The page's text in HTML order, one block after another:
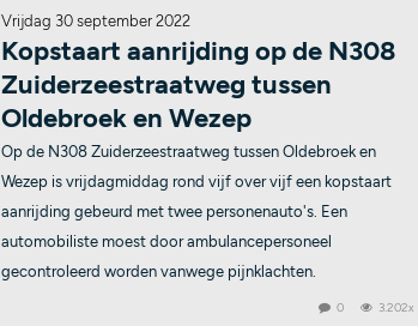
Vrijdag 30 september 2022
Kopstaart aanrijding op de N308
Zuiderzeestraatweg tussen
Oldebroek en Wezep
Op de N308 Zuiderzeestraatweg tussen Oldebroek en
Wezep is vrijdagmiddag rond vijf over vijf een kopstaart
aanrijding gebeurd met twee personenauto's. Een
automobiliste moest door ambulancepersoneel
gecontroleerd worden vanwege pijnklachten.
0 3.202x